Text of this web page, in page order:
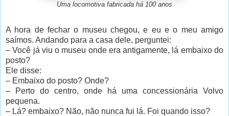
Uma locomotiva fabricada há 100 anos
A hora de fechar o museu chegou, e eu e o meu amigo
saímos. Andando para a casa dele, perguntei:
– Você já viu o museu onde era antigamente, lá embaixo do
posto?
Ele disse:
– Embaixo do posto? Onde?
– Perto do centro, onde há uma concessionária Volvo
pequena.
– Lá? embaixo? Não, não nunca fui lá. Foi quando isso?